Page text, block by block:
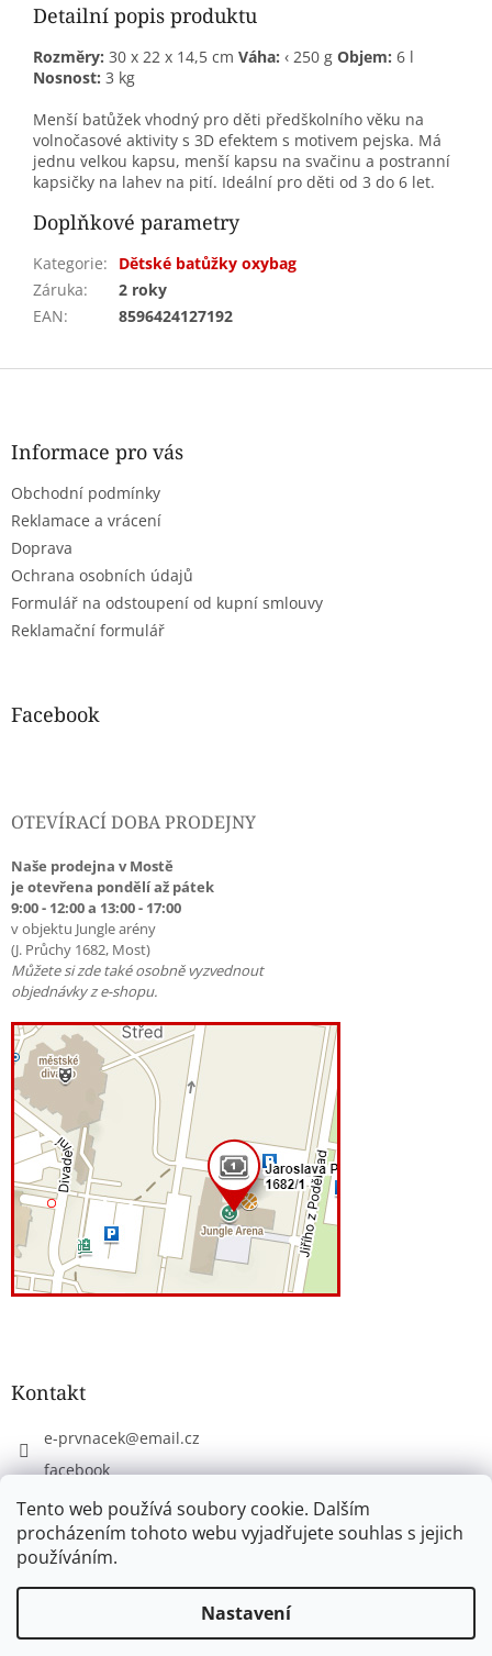
Tento web používá soubory cookie. Dalším
procházením tohoto webu vyjadřujete souhlas s jejich
používáním.
Nastavení
Detailní popis produktu
Rozměry: 30 x 22 x 14,5 cm Váha: ‹ 250 g Objem: 6 l
Nosnost: 3 kg
Menší batůžek vhodný pro děti předškolního věku na
volnočasové aktivity s 3D efektem s motivem pejska. Má
jednu velkou kapsu, menší kapsu na svačinu a postranní
kapsičky na lahev na pití. Ideální pro děti od 3 do 6 let.
Doplňkové parametry
Kategorie:
Dětské batůžky oxybag
Záruka:
2 roky
EAN: 8596424127192
Z
Informace pro vás
Obchodní podmínky
Reklamace a vrácení
Doprava
Ochrana osobních údajů
Formulář na odstoupení od kupní smlouvy
Reklamační formulář
Facebook
OTEVÍRACÍ DOBA PRODEJNY
Naše prodejna v Mostě
je otevřena pondělí až pátek
9:00 - 12:00 a 13:00 - 17:00
v objektu Jungle arény
(J. Průchy 1682, Most)
Můžete si zde také osobně vyzvednout
objednávky z e-shopu.
Kontakt
e-prvnacek@email.cz
facebook
eprvnacek